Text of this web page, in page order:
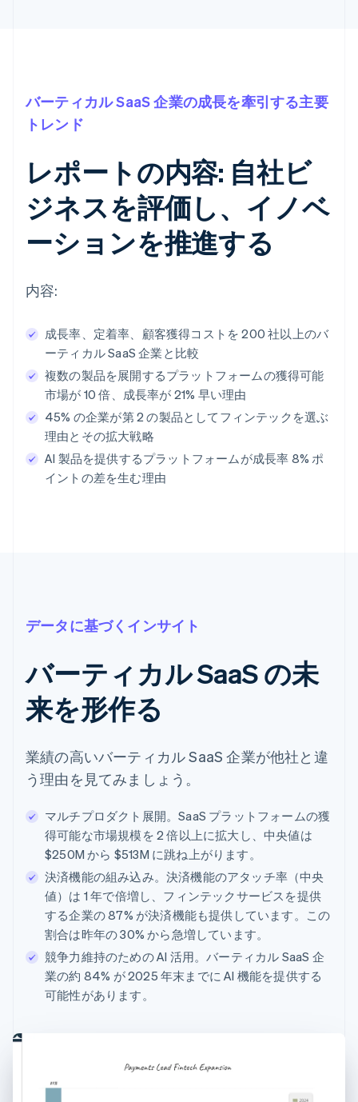
バーティカル SaaS 企業の成長を牽引する主要
トレンド
レポートの内容: 自社ビ
ジネスを評価し、イノベ
ーションを推進する
内容:
成長率、定着率、顧客獲得コストを 200 社以上のバ
ーティカル SaaS 企業と比較
複数の製品を展開するプラットフォームの獲得可能
市場が 10 倍、成長率が 21% 早い理由
45% の企業が第 2 の製品としてフィンテックを選ぶ
理由とその拡大戦略
AI 製品を提供するプラットフォームが成長率 8% ポ
イントの差を生む理由
データに基づくインサイト
バーティカル SaaS の未
来を形作る
業績の高いバーティカル SaaS 企業が他社と違
う理由を見てみましょう。
マルチプロダクト展開。SaaS プラットフォームの獲
得可能な市場規模を 2 倍以上に拡大し、中央値は
$250M から $513M に跳ね上がります。
決済機能の組み込み。決済機能のアタッチ率（中央
値）は 1 年で倍増し、フィンテックサービスを提供
する企業の 87% が決済機能も提供しています。この
割合は昨年の 30% から急増しています。
競争力維持のための AI 活用。バーティカル SaaS 企
業の約 84% が 2025 年末までに AI 機能を提供する
可能性があります。